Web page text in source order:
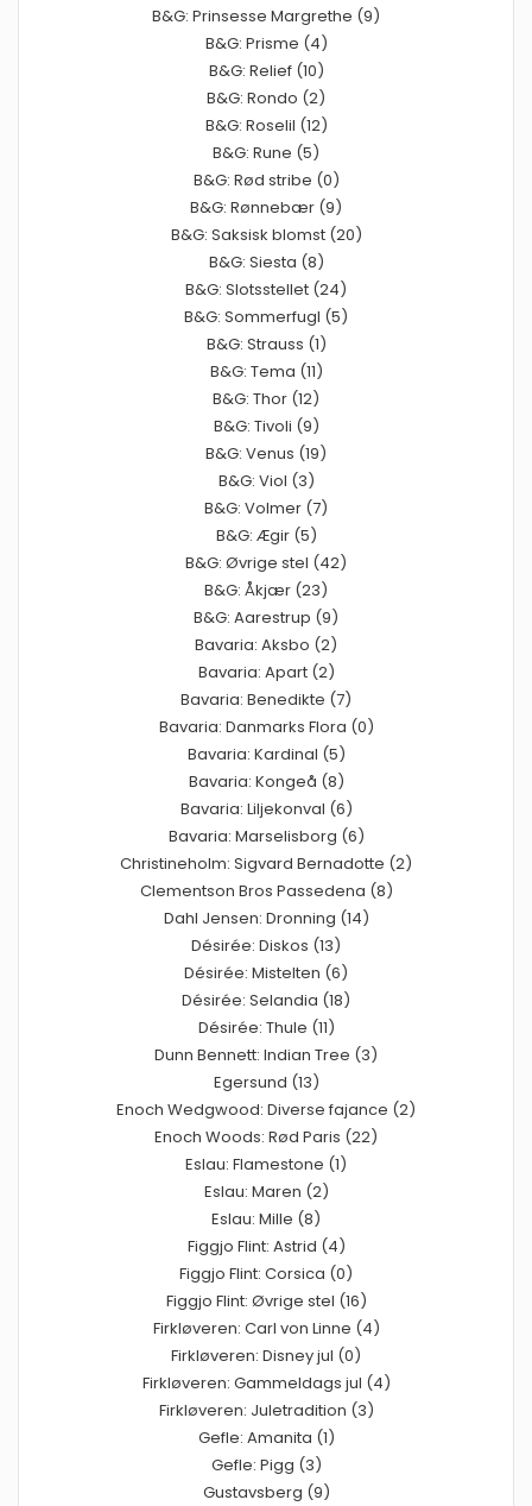
B&G: Prinsesse Margrethe (9)
B&G: Prisme (4)
B&G: Relief (10)
B&G: Rondo (2)
B&G: Roselil (12)
B&G: Rune (5)
B&G: Rød stribe (0)
B&G: Rønnebær (9)
B&G: Saksisk blomst (20)
B&G: Siesta (8)
B&G: Slotsstellet (24)
B&G: Sommerfugl (5)
B&G: Strauss (1)
B&G: Tema (11)
B&G: Thor (12)
B&G: Tivoli (9)
B&G: Venus (19)
B&G: Viol (3)
B&G: Volmer (7)
B&G: Ægir (5)
B&G: Øvrige stel (42)
B&G: Åkjær (23)
B&G: Aarestrup (9)
Bavaria: Aksbo (2)
Bavaria: Apart (2)
Bavaria: Benedikte (7)
Bavaria: Danmarks Flora (0)
Bavaria: Kardinal (5)
Bavaria: Kongeå (8)
Bavaria: Liljekonval (6)
Bavaria: Marselisborg (6)
Christineholm: Sigvard Bernadotte (2)
Clementson Bros Passedena (8)
Dahl Jensen: Dronning (14)
Désirée: Diskos (13)
Désirée: Mistelten (6)
Désirée: Selandia (18)
Désirée: Thule (11)
Dunn Bennett: Indian Tree (3)
Egersund (13)
Enoch Wedgwood: Diverse fajance (2)
Enoch Woods: Rød Paris (22)
Eslau: Flamestone (1)
Eslau: Maren (2)
Eslau: Mille (8)
Figgjo Flint: Astrid (4)
Figgjo Flint: Corsica (0)
Figgjo Flint: Øvrige stel (16)
Firkløveren: Carl von Linne (4)
Firkløveren: Disney jul (0)
Firkløveren: Gammeldags jul (4)
Firkløveren: Juletradition (3)
Gefle: Amanita (1)
Gefle: Pigg (3)
Gustavsberg (9)